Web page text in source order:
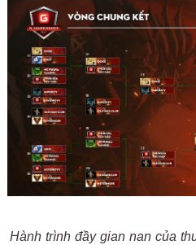
Hành trình đầy gian nan của